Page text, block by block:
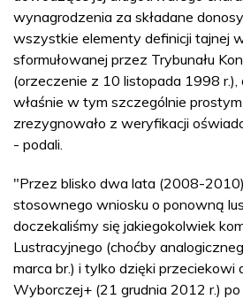
wynagrodzenia za składane
wszystkie elementy definicji tajnej
sformułowanej przez Trybunału
(orzeczenie z 10 listopada 1998 r.),
właśnie w tym szczególnie
zrezygnowało z weryfikacji
- podali.
"Przez blisko dwa lata (2008-
stosownego wniosku o ponowną
doczekaliśmy się jakiegokolwiek
Lustracyjnego (choćby
marca br.) i tylko dzięki przeciekowi
Wyborczej+ (21 grudnia 2012 r.)